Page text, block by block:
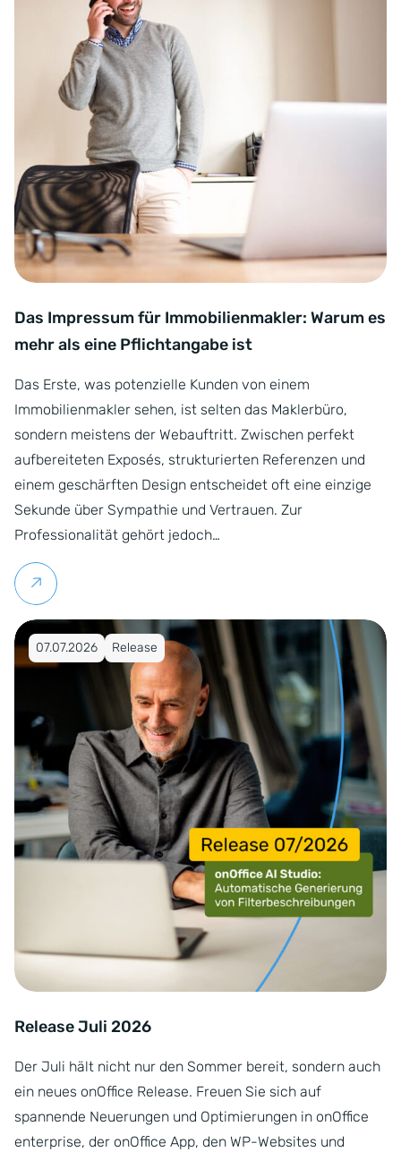
Das Impressum für Immobilienmakler: Warum es
mehr als eine Pflichtangabe ist
Das Erste, was potenzielle Kunden von einem
Immobilienmakler sehen, ist selten das Maklerbüro,
sondern meistens der Webauftritt. Zwischen perfekt
aufbereiteten Exposés, strukturierten Referenzen und
einem geschärften Design entscheidet oft eine einzige
Sekunde über Sympathie und Vertrauen. Zur
Professionalität gehört jedoch…
Weiterlesen
Veröffentlicht am 07.07.2026
07.07.2026 Release
Release Juli 2026
Der Juli hält nicht nur den Sommer bereit, sondern auch
ein neues onOffice Release. Freuen Sie sich auf
spannende Neuerungen und Optimierungen in onOffice
enterprise, der onOffice App, den WP-Websites und